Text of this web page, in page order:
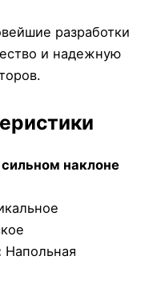
разработки
и надежную
наклоне
Напольная